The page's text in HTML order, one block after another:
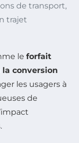
de transport,
trajet
le forfait
conversion
les usagers à
de